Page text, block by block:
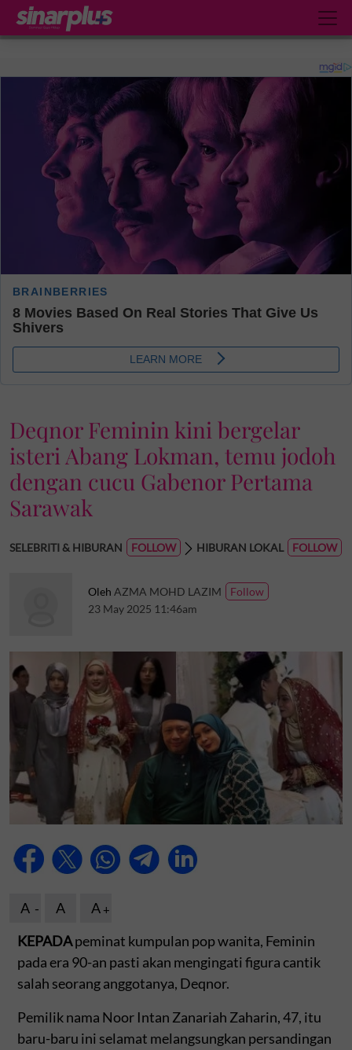
Deqnor Feminin kini bergelar
isteri Abang Lokman, temu jodoh
dengan cucu Gabenor Pertama
Sarawak
SELEBRITI & HIBURAN HIBURAN LOKAL
Oleh AZMA MOHD LAZIM
23 May 2025 11:46am
A A
A
KEPADApeminat kumpulan pop wanita, Feminin
pada era 90-an pasti akan mengingati figura cantik
salah seorang anggotanya, Deqnor.
Pemilik nama Noor Intan Zanariah Zaharin, 47, itu
baru-baru ini selamat melangsungkan persandingan